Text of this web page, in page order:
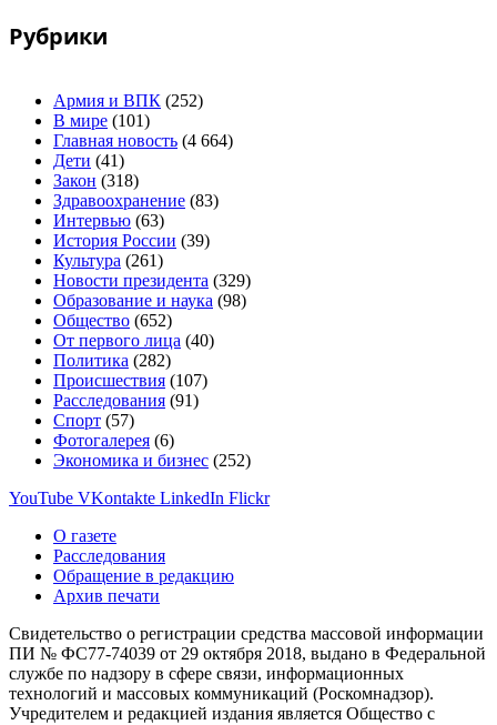
Рубрики
Армия и ВПК (252)
В мире (101)
Главная новость (4 664)
Дети (41)
Закон (318)
Здравоохранение (83)
Интервью (63)
История России (39)
Культура (261)
Новости президента (329)
Образование и наука (98)
Общество (652)
От первого лица (40)
Политика (282)
Происшествия (107)
Расследования (91)
Спорт (57)
Фотогалерея (6)
Экономика и бизнес (252)
YouTube VKontakte LinkedIn Flickr
О газете
Расследования
Обращение в редакцию
Архив печати
Свидетельство о регистрации средства массовой информации
ПИ № ФС77-74039 от 29 октября 2018, выдано в Федеральной
службе по надзору в сфере связи, информационных
технологий и массовых коммуникаций (Роскомнадзор).
Учредителем и редакцией издания является Общество с